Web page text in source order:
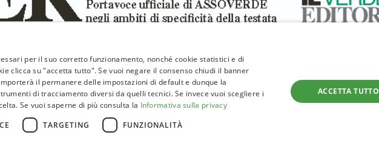
Vittorio Emanuele II, 101 – 00186 Roma
6852413
per il suo corretto funzionamento, nonché cookie statistici e di
clicca su "accetta tutto". Se vuoi negare il consenso chiudi il banner
il permanere delle impostazioni di default e dunque la
di tracciamento diversi da quelli tecnici. Se invece vuoi scegliere i
Se vuoi saperne di più consulta la Informativa sulla privacy
TARGETING FUNZIONALITÀ
ACCETTA TUTTO